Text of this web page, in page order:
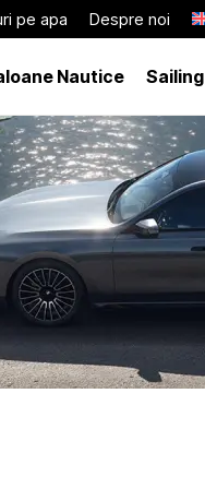
pe apa Despre noi
Nautice Sailing